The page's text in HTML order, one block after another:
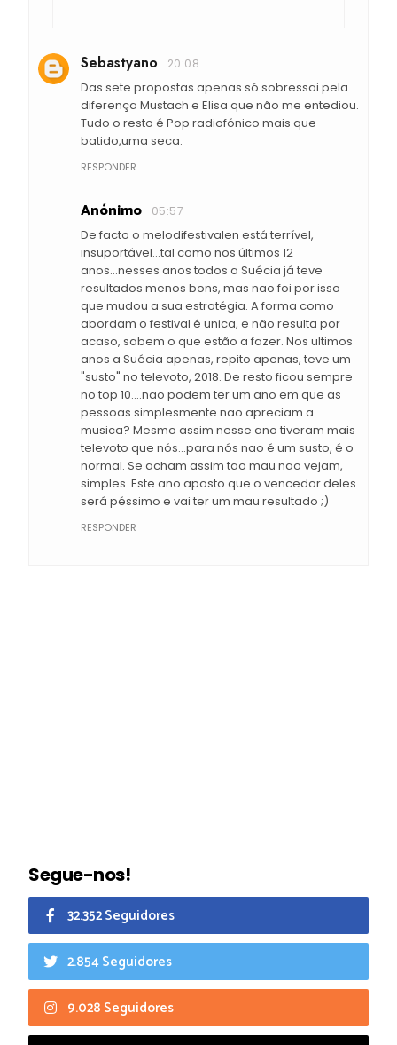
Sebastyano 20:08
Das sete propostas apenas só sobressai pela
diferença Mustach e Elisa que não me entediou.
Tudo o resto é Pop radiofónico mais que
batido,uma seca.
RESPONDER
Anónimo 05:57
De facto o melodifestivalen está terrível,
insuportável...tal como nos últimos 12
anos...nesses anos todos a Suécia já teve
resultados menos bons, mas nao foi por isso
que mudou a sua estratégia. A forma como
abordam o festival é unica, e não resulta por
acaso, sabem o que estão a fazer. Nos ultimos
anos a Suécia apenas, repito apenas, teve um
"susto" no televoto, 2018. De resto ficou sempre
no top 10....nao podem ter um ano em que as
pessoas simplesmente nao apreciam a
musica? Mesmo assim nesse ano tiveram mais
televoto que nós...para nós nao é um susto, é o
normal. Se acham assim tao mau nao vejam,
simples. Este ano aposto que o vencedor deles
será péssimo e vai ter um mau resultado ;)
RESPONDER
Segue-nos!
32.352 Seguidores
2.854 Seguidores
9.028 Seguidores